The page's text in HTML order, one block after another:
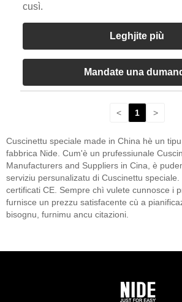
cusì.
Leghjite più
Mandate una
< 1 >
Cuscinettu speciale made in China hè un
fabbrica Nide. Cum'è un prufessiunale
Manufacturers and Suppliers in Cina, è
serviziu persunalizatu di Cuscinettu
certificati CE. Sempre chì vulete cunnosce i
furnisce un prezzu satisfacente cù a
bisognu, furnimu ancu citazioni.